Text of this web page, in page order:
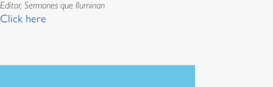
Editor, Sermones que Iluminan
Click here